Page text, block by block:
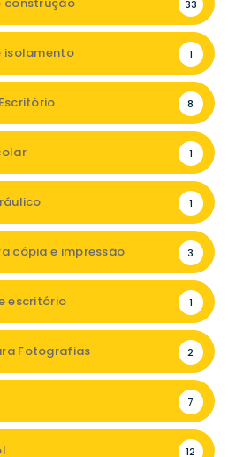
33
isolamento 1
8
1
1
cópia e impressão 3
escritório 1
Fotografias 2
7
12